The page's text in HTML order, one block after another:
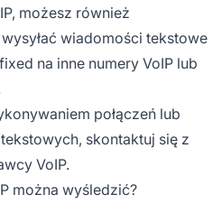
możesz również
wiadomości tekstowe
na inne numery VoIP lub
połączeń lub
skontaktuj się z
VoIP.
można wyśledzić?